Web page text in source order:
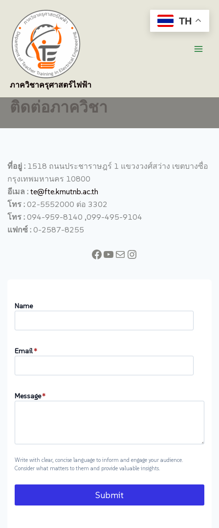
content
ภาควิชาครุศาสตร์ไฟฟ้า
ติดต่อภาควิชา
ที่อยู่ : 1518 ถนนประชาราษฎร์ 1 แขวงวงศ์สว่าง เขตบางซื่อ
กรุงเทพมหานคร 10800
อีเมล : te@fte.kmutnb.ac.th
โทร : 02-5552000 ต่อ 3302
โทร : 094-959-8140 ,099-495-9104
แฟกซ์ : 0-2587-8255
Facebook
YouTube
MailInstagram
Name
Email*
Message*
Write with clear, concise language to inform and engage your audience.
Consider what matters to them and provide valuable insights.
Submit
TH